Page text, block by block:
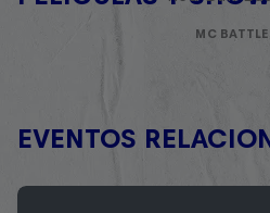
MC BATTLE
EVENTOS